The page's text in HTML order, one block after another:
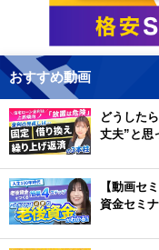
おすすめ動画
どうした
丈夫”と思
【動画セ
資金セミ